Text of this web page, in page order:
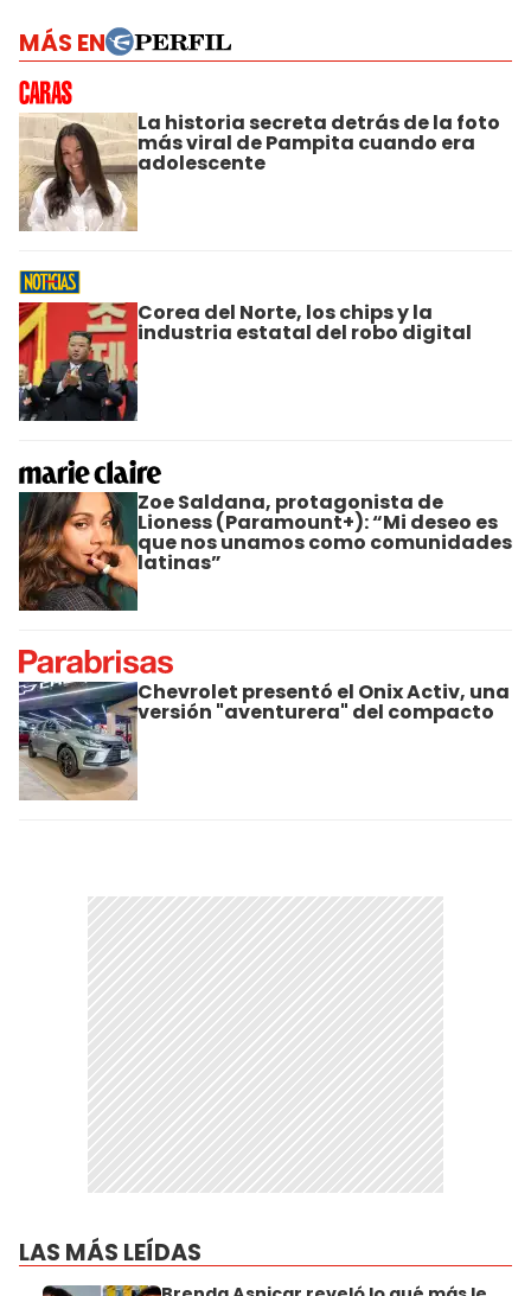
MÁS EN
La historia secreta detrás de la foto
más viral de Pampita cuando era
adolescente
Corea del Norte, los chips y la
industria estatal del robo digital
Zoe Saldana, protagonista de
Lioness (Paramount+): “Mi deseo es
que nos unamos como comunidades
latinas”
Chevrolet presentó el Onix Activ, una
versión "aventurera" del compacto
LAS MÁS LEÍDAS